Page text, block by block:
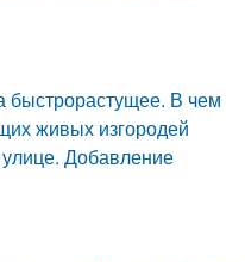
быстрорастущее. В чем
живых изгородей
Добавление